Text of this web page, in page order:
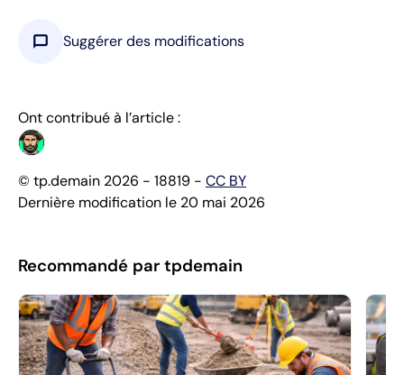
chat_bubble Suggérer des modifications
Ont contribué à l’article :
© tp.demain 2026 - 18819 - CC BY
Dernière modification le 20 mai 2026
Recommandé par tpdemain